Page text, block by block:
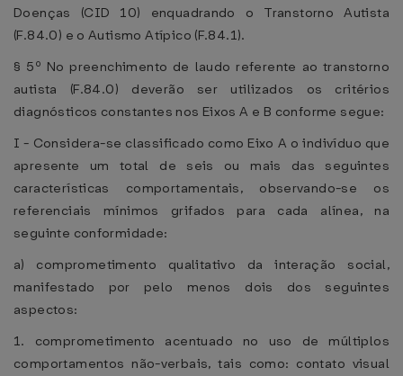
Doenças (CID 10) enquadrando o Transtorno Autista
(F.84.0) e o Autismo Atípico (F.84.1).
§ 5º No preenchimento de laudo referente ao transtorno
autista (F.84.0) deverão ser utilizados os critérios
diagnósticos constantes nos Eixos A e B conforme segue:
I - Considera-se classificado como Eixo A o indivíduo que
apresente um total de seis ou mais das seguintes
características comportamentais, observando-se os
referenciais mínimos grifados para cada alínea, na
seguinte conformidade:
a) comprometimento qualitativo da interação social,
manifestado por pelo menos dois dos seguintes
aspectos:
1. comprometimento acentuado no uso de múltiplos
comportamentos não-verbais, tais como: contato visual